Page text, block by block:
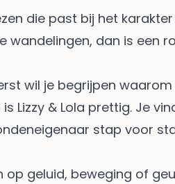
die past bij het
wandelingen, dan is een
wil je begrijpen
& Lola prettig. Je
stap voor
op geluid, beweging of